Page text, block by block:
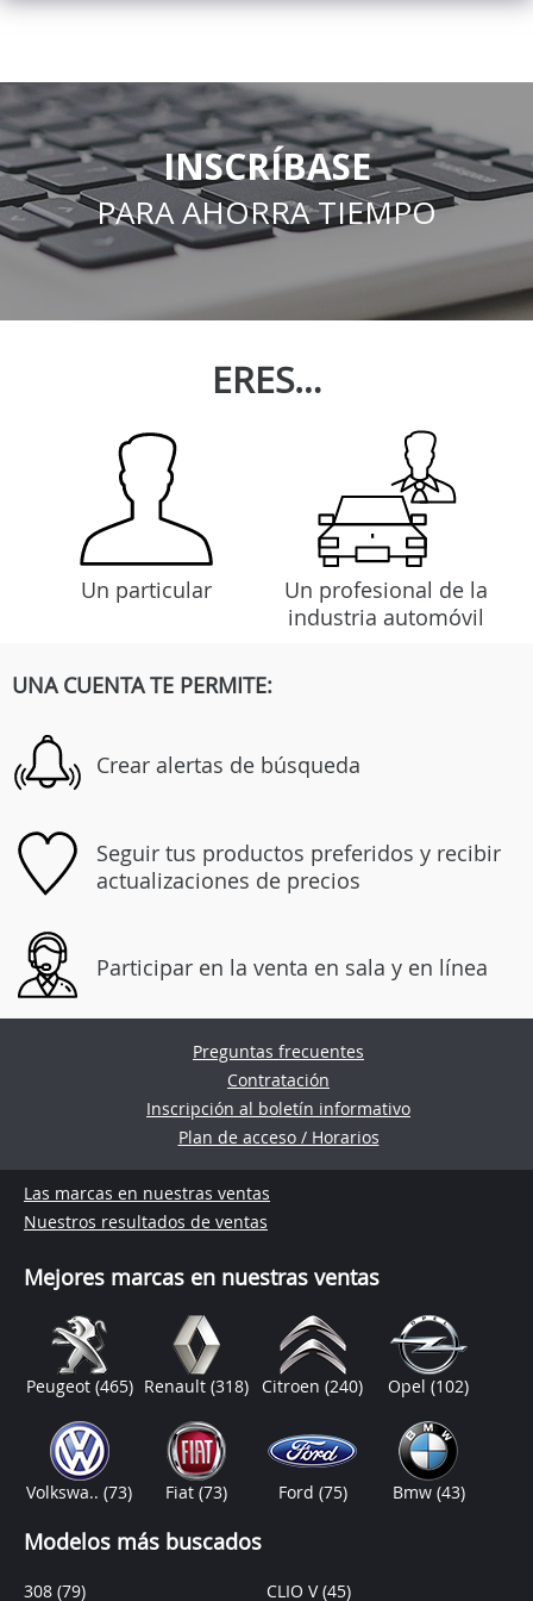
INSCRÍBASE
PARA AHORRA TIEMPO
ERES…
Un particular
Un profesional de la
industria automóvil
UNA CUENTA TE PERMITE:
Crear alertas de búsqueda
Seguir tus productos preferidos y recibir
actualizaciones de precios
Participar en la venta en sala y en línea
Preguntas frecuentes
Contratación
Inscripción al boletín informativo
Plan de acceso / Horarios
Las marcas en nuestras ventas
Nuestros resultados de ventas
Mejores marcas en nuestras ventas
Peugeot (465) Renault (318) Citroen(240) Opel(102)
Volkswa..(73) Fiat (73) Ford (75) Bmw (43)
Modelos más buscados
308 (79) CLIO V(45)